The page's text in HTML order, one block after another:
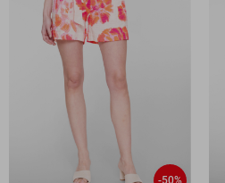
-50%